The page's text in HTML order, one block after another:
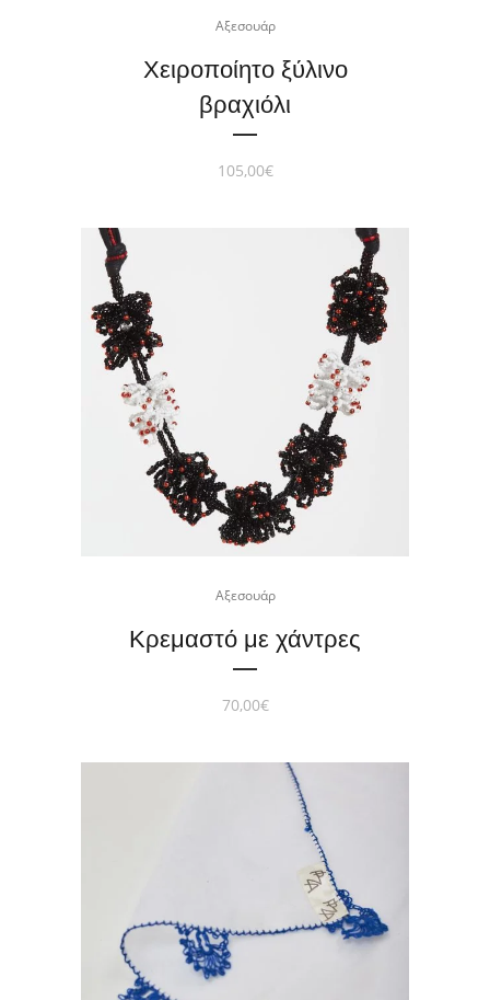
Αξεσουάρ
Χειροποίητο ξύλινο
βραχιόλι
105,00€
Αξεσουάρ
Κρεμαστό με χάντρες
70,00€